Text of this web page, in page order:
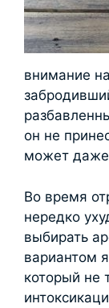
внимание
он не
может даже
Во время
нередко
выбирать
вариантом
который не